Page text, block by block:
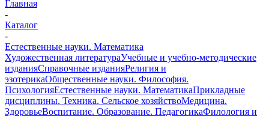
Главная
-
Каталог
-
Естественные науки. Математика
Художественная литератураУчебные и учебно-методические
изданияСправочные изданияРелигия и
эзотерикаОбщественные науки. Философия.
ПсихологияЕстественные науки. МатематикаПрикладные
дисциплины. Техника. Сельское хозяйствоМедицина.
ЗдоровьеВоспитание. Образование. ПедагогикаФилология и